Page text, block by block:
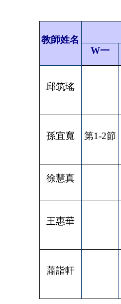
教師姓名
W一
邱筑瑤
孫宜寬 第1-2節
徐慧真
王惠華
蕭詣軒